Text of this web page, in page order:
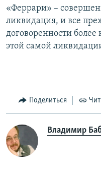
«Феррари» –
ликвидация, и все
договоренности
этой самой
Поделиться
Владимир